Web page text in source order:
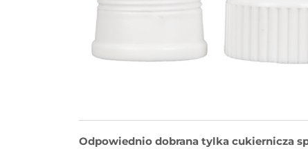
Odpowiednio dobrana tylka cukiernicza